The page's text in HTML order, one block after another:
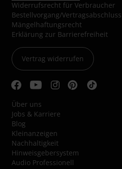
Widerrufsrecht für Verbraucher
Bestellvorgang/Vertragsabschluss
Mängelhaftungsrecht
Erklärung zur Barrierefreiheit
Vertrag widerrufen
Über uns
Jobs & Karriere
Blog
Kleinanzeigen
Nachhaltigkeit
Hinweisgebersystem
Audio Professionell